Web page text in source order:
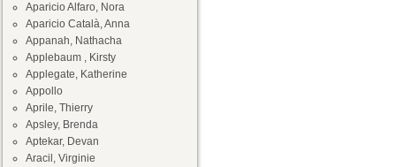
Aparicio Alfaro, Nora
Aparicio Català, Anna
Appanah, Nathacha
Applebaum , Kirsty
Applegate, Katherine
Appollo
Aprile, Thierry
Apsley, Brenda
Aptekar, Devan
Aracil, Virginie